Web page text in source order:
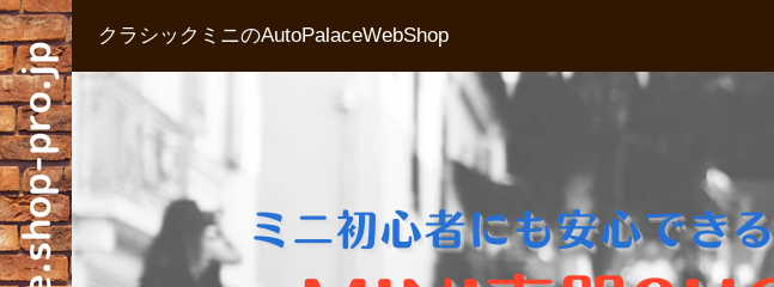
クラシックミニのAutoPalaceWebShop